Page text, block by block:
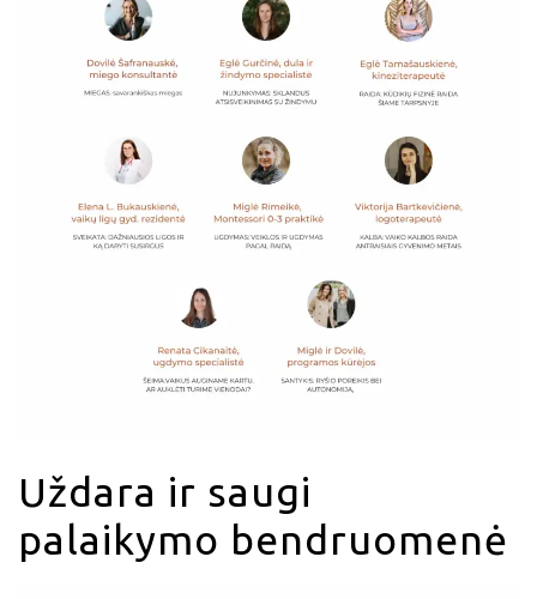
Uždara ir saugi
palaikymo bendruomenė